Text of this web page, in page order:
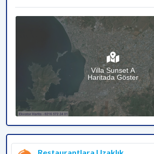
Villa Sunset A
Haritada Göster